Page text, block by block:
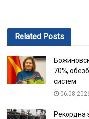
Related Posts
70%,
систем
Рекордна